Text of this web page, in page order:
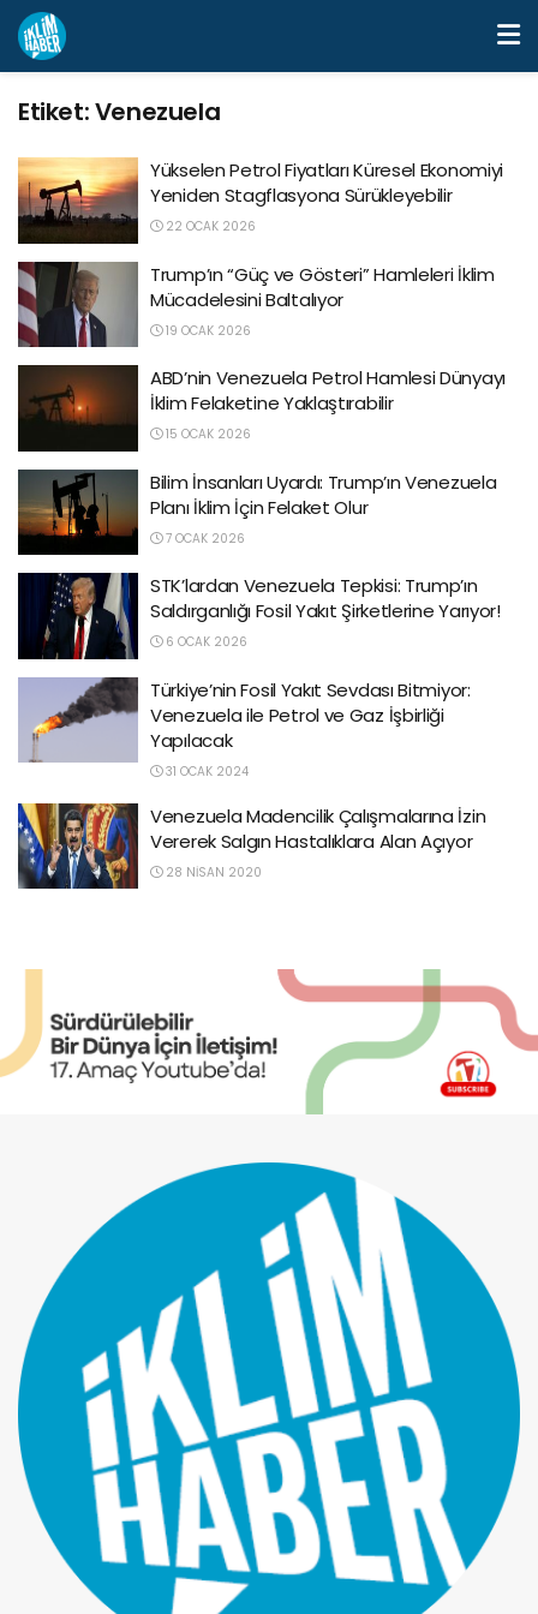
Etiket:Venezuela
Yükselen Petrol Fiyatları Küresel Ekonomiyi
Yeniden Stagflasyona Sürükleyebilir
22 OCAK 2026
Trump’ın “Güç ve Gösteri” Hamleleri İklim
Mücadelesini Baltalıyor
19 OCAK 2026
ABD’nin Venezuela Petrol Hamlesi Dünyayı
İklim Felaketine Yaklaştırabilir
15 OCAK 2026
Bilim İnsanları Uyardı: Trump’ın Venezuela
Planı İklim İçin Felaket Olur
7 OCAK 2026
STK’lardan Venezuela Tepkisi: Trump’ın
Saldırganlığı Fosil Yakıt Şirketlerine Yarıyor!
6 OCAK 2026
Türkiye’nin Fosil Yakıt Sevdası Bitmiyor:
Venezuela ile Petrol ve Gaz İşbirliği
Yapılacak
31 OCAK 2024
Venezuela Madencilik Çalışmalarına İzin
Vererek Salgın Hastalıklara Alan Açıyor
28 NISAN 2020